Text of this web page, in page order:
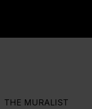
THE MURALIST